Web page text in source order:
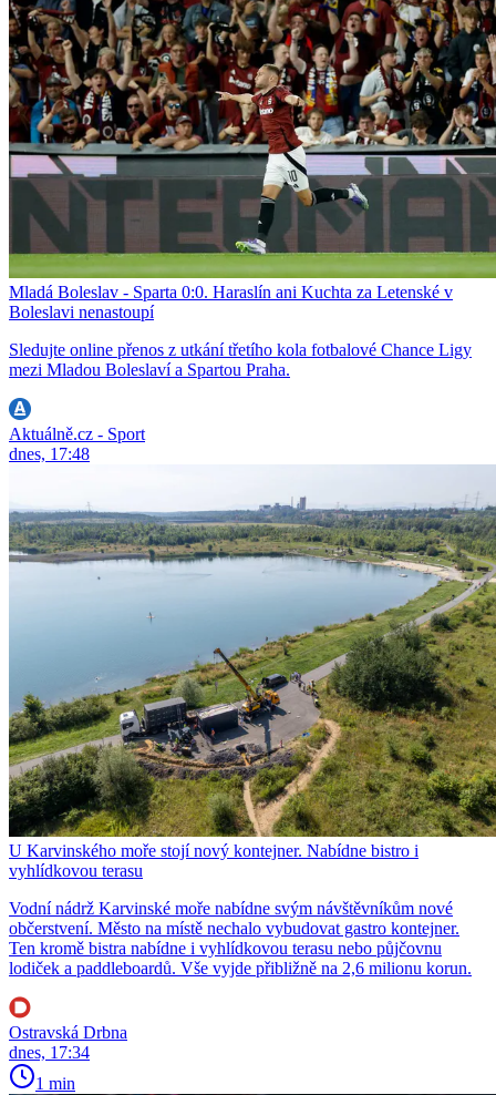
Mladá Boleslav - Sparta 0:0. Haraslín ani Kuchta za Letenské v
Boleslavi nenastoupí
Sledujte online přenos z utkání třetího kola fotbalové Chance Ligy
mezi Mladou Boleslaví a Spartou Praha.
Aktuálně.cz - Sport
dnes, 17:48
U Karvinského moře stojí nový kontejner. Nabídne bistro i
vyhlídkovou terasu
Vodní nádrž Karvinské moře nabídne svým návštěvníkům nové
občerstvení. Město na místě nechalo vybudovat gastro kontejner.
Ten kromě bistra nabídne i vyhlídkovou terasu nebo půjčovnu
lodiček a paddleboardů. Vše vyjde přibližně na 2,6 milionu korun.
Ostravská Drbna
dnes, 17:34
1 min